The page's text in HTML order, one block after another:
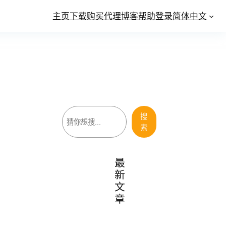
主页下载购买代理博客帮助登录简体中文
搜
索
搜
索
最
新
文
章